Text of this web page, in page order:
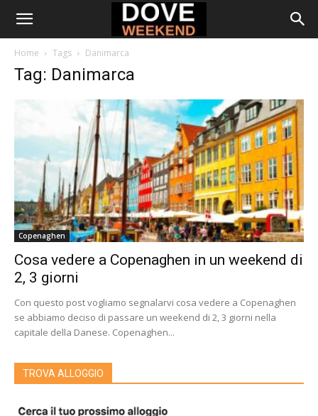
Home Tags Danimarca
Tag: Danimarca
Copenaghen
Cosa vedere a Copenaghen in un weekend di
2, 3 giorni
Con questo post vogliamo segnalarvi cosa vedere a Copenaghen
se abbiamo deciso di passare un weekend di 2, 3 giorni nella
capitale della Danese. Copenaghen...
TROVA ALLOGGIO